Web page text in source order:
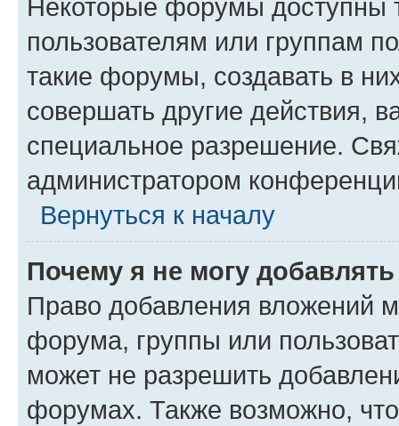
Некоторые форумы доступны
пользователям или группам
такие форумы, создавать в
совершать другие действия,
специальное разрешение.
администратором
Вернуться к началу
Почему я не могу
Право добавления вложений
форума, группы или
может не разрешить
форумах. Также возможно,